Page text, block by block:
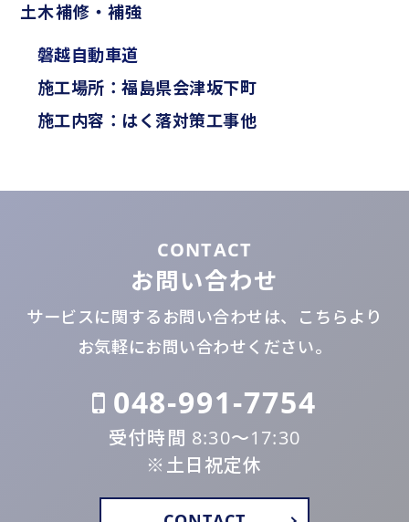
土木補修・補強
磐越自動車道
施工場所：福島県会津坂下町
施工内容：はく落対策工事他
CONTACT
お問い合わせ
サービスに関するお問い合わせは、こちらより
お気軽にお問い合わせください。
048-991-7754
受付時間 8:30〜17:30
※土日祝定休